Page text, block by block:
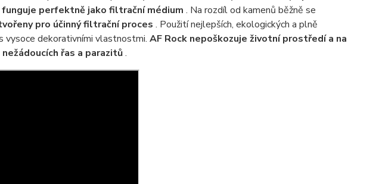
perfektně jako filtrační médium . Na rozdíl od kamenů běžně se
pro účinný filtrační proces . Použití nejlepších, ekologických a plně
vysoce dekorativními vlastnostmi. AF Rock nepoškozuje životní prostředí a na
řas a parazitů.